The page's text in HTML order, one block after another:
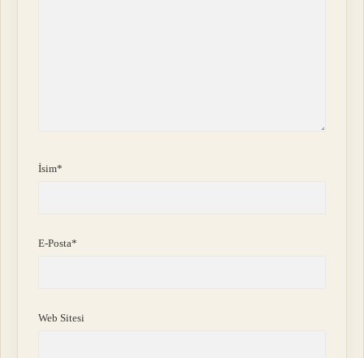
İsim*
E-Posta*
Web Sitesi